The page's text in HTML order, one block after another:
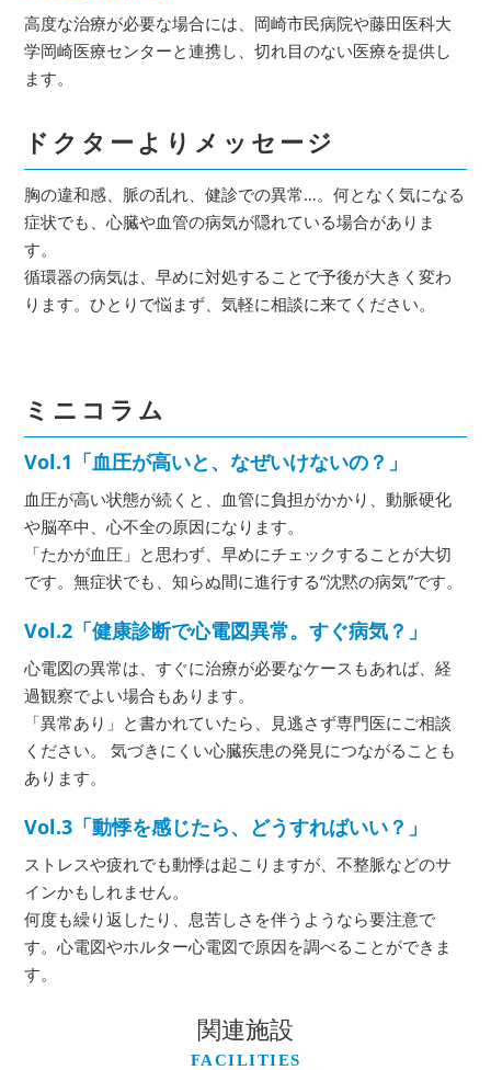
高度な治療が必要な場合には、岡崎市民病院や藤田医科大
学岡崎医療センターと連携し、切れ目のない医療を提供し
ます。
ドクターよりメッセージ
胸の違和感、脈の乱れ、健診での異常…。何となく気になる
症状でも、心臓や血管の病気が隠れている場合がありま
す。
循環器の病気は、早めに対処することで予後が大きく変わ
ります。ひとりで悩まず、気軽に相談に来てください。
ミニコラム
Vol.1「血圧が高いと、なぜいけないの？」
血圧が高い状態が続くと、血管に負担がかかり、動脈硬化
や脳卒中、心不全の原因になります。
「たかが血圧」と思わず、早めにチェックすることが大切
です。無症状でも、知らぬ間に進行する“沈黙の病気”です。
Vol.2「健康診断で心電図異常。すぐ病気？」
心電図の異常は、すぐに治療が必要なケースもあれば、経
過観察でよい場合もあります。
「異常あり」と書かれていたら、見逃さず専門医にご相談
ください。 気づきにくい心臓疾患の発見につながることも
あります。
Vol.3「動悸を感じたら、どうすればいい？」
ストレスや疲れでも動悸は起こりますが、不整脈などのサ
インかもしれません。
何度も繰り返したり、息苦しさを伴うようなら要注意で
す。心電図やホルター心電図で原因を調べることができま
す。
関連施設
FACILITIES